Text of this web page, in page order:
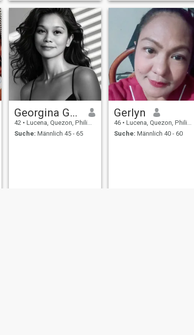
Georgina Gutierrez
42 • Lucena, Quezon, Philippinen
Suche: Männlich 45 - 65
Gerlyn
46 • Lucena, Quezon, Philippinen
Suche: Männlich 40 - 60